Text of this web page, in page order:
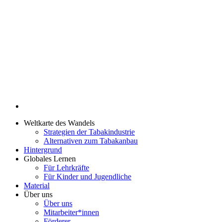
Weltkarte des Wandels
Strategien der Tabakindustrie
Alternativen zum Tabakanbau
Hintergrund
Globales Lernen
Für Lehrkräfte
Für Kinder und Jugendliche
Material
Über uns
Über uns
Mitarbeiter*innen